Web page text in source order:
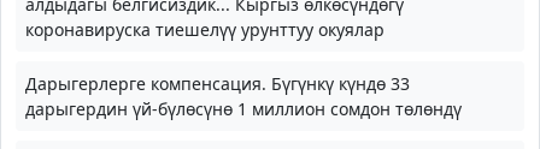
коронавируска тиешелүү урунттуу окуялар
Дарыгерлерге компенсация. Бүгүнкү күндө 33
дарыгердин үй-бүлөсүнө 1 миллион сомдон төлөндү